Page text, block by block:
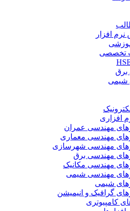
مهندسی عمران
مهندسی معماری
مهندسی شهرسازی
مهندسی برق
مهندسی مکانیک
مهندسی شیمی
شیمی
گرافیک و انیمیشن